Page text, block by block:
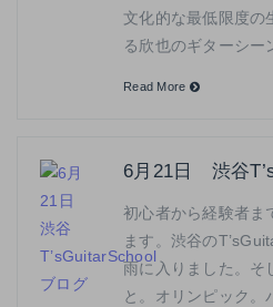
文化的な最低限度の
る欣也のギターシー
Read More
6月21日 渋谷
初心者から経験者ま
ます。渋谷の
雨に入りました。そ
と。オリンピック。